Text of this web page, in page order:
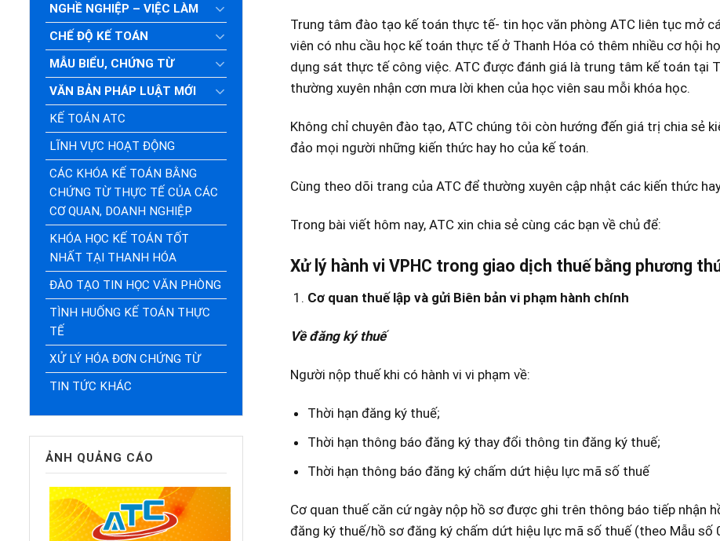
NGHỀ NGHIỆP – VIỆC LÀM
CHẾ ĐỘ KẾ TOÁN
MẪU BIỂU, CHỨNG TỪ
VĂN BẢN PHÁP LUẬT MỚI
KẾ TOÁN ATC
LĨNH VỰC HOẠT ĐỘNG
CÁC KHÓA KẾ TOÁN BẰNG
CHỨNG TỪ THỰC TẾ CỦA CÁC
CƠ QUAN, DOANH NGHIỆP
KHÓA HỌC KẾ TOÁN TỐT
NHẤT TẠI THANH HÓA
ĐÀO TẠO TIN HỌC VĂN PHÒNG
TÌNH HUỐNG KẾ TOÁN THỰC
TẾ
XỬ LÝ HÓA ĐƠN CHỨNG TỪ
TIN TỨC KHÁC
ẢNH QUẢNG CÁO
Trung tâm đào tạo kế toán thực tế- tin học văn phòng ATC liên tục mở
viên có nhu cầu học kế toán thực tế ở Thanh Hóa có thêm nhiều cơ hội
dụng sát thực tế công việc. ATC được đánh giá là trung tâm kế toán tại
thường xuyên nhận cơn mưa lời khen của học viên sau mỗi khóa học.
Không chỉ chuyên đào tạo, ATC chúng tôi còn hướng đến giá trị chia sẻ
đảo mọi người những kiến thức hay ho của kế toán.
Cùng theo dõi trang của ATC để thường xuyên cập nhật các kiến thức
Trong bài viết hôm nay, ATC xin chia sẻ cùng các bạn về chủ để:
Xử lý hành vi VPHC trong giao dịch thuế bằng phương
Cơ quan thuế lập và gửi Biên bản vi phạm hành chính
Về đăng ký thuế
Người nộp thuế khi có hành vi vi phạm về:
Thời hạn đăng ký thuế;
Thời hạn thông báo đăng ký thay đổi thông tin đăng ký thuế;
Thời hạn thông báo đăng ký chấm dứt hiệu lực mã số thuế
Cơ quan thuế căn cứ ngày nộp hồ sơ được ghi trên thông báo tiếp nhận
đăng ký thuế/hồ sơ đăng ký chấm dứt hiệu lực mã số thuế (theo Mẫu